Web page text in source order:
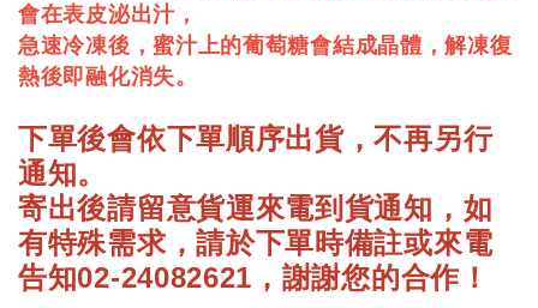
會在表皮泌出汁，
急速冷凍後，蜜汁上的葡萄糖會結成晶體，解凍復
熱後即融化消失。
下單後會依下單順序出貨，不再另行
通知。
寄出後請留意貨運來電到貨通知，如
有特殊需求，請於下單時備註或來電
告知02-24082621，謝謝您的合作！